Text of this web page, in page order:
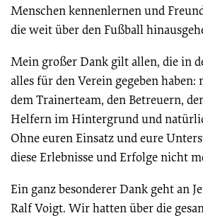
Menschen kennenlernen und
die weit über den Fußball
Mein großer Dank gilt allen, die in
alles für den Verein gegeben
dem Trainerteam, den Betreuern,
Helfern im Hintergrund und
Ohne euren Einsatz und eure
diese Erlebnisse und Erfolge nicht
Ein ganz besonderer Dank geht an
Ralf Voigt. Wir hatten über die